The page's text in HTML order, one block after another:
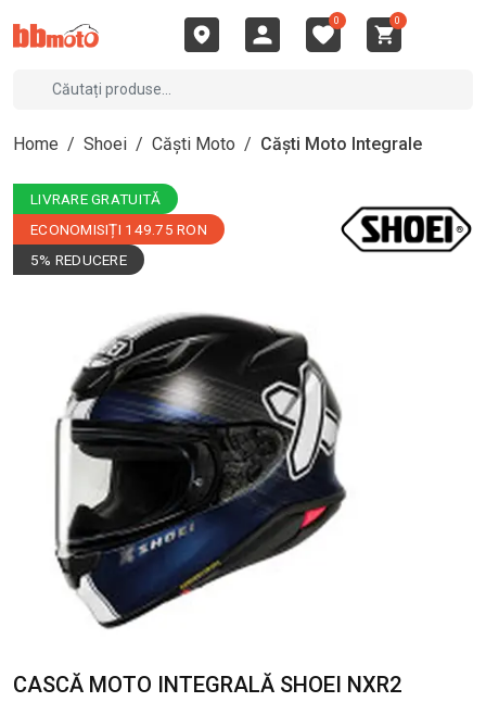
0 0
Home / Shoei / Căști Moto / Căști Moto Integrale
LIVRARE GRATUITĂ
ECONOMISIȚI 149.75 RON
5% REDUCERE
CASCĂ MOTO INTEGRALĂ SHOEI NXR2